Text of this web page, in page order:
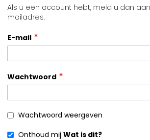
Als u een account hebt, meld u dan
mailadres.
E-mail
Wachtwoord
Wachtwoord weergeven
Onthoud mij Wat is dit?